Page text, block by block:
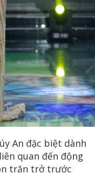
An đặc biệt dành
quan đến động
trăn trở trước